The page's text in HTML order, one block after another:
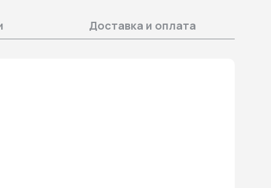
Доставка и оплата